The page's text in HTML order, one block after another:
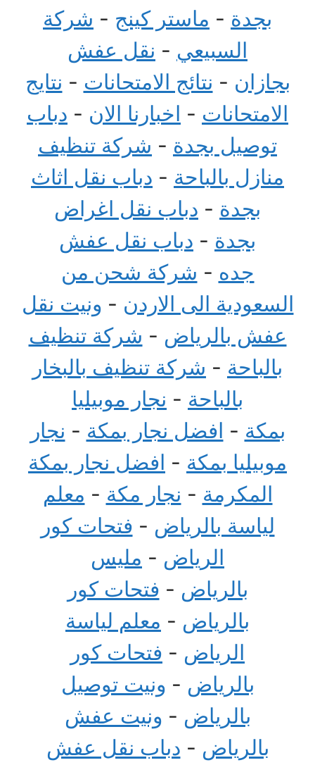
بجدة - ماستر كينج - شركة
السبيعي - نقل عفش
بجازان - نتائج الامتحانات - نتايج
الامتحانات - اخبارنا الان - دباب
توصيل بجدة - شركة تنظيف
منازل بالباحة - دباب نقل اثاث
بجدة - دباب نقل اغراض
بجدة - دباب نقل عفش
جده - شركة شحن من
السعودية الى الاردن - ونيت نقل
عفش بالرياض - شركة تنظيف
بالباحة - شركة تنظيف بالبخار
بالباحة - نجار موبيليا
بمكة - افضل نجار بمكة - نجار
موبيليا بمكة - افضل نجار بمكة
المكرمة - نجار مكة - معلم
لياسة بالرياض - فتحات كور
الرياض - مليس
بالرياض - فتحات كور
بالرياض - معلم لياسة
الرياض - فتحات كور
بالرياض - ونيت توصيل
بالرياض - ونيت عفش
بالرياض - دباب نقل عفش